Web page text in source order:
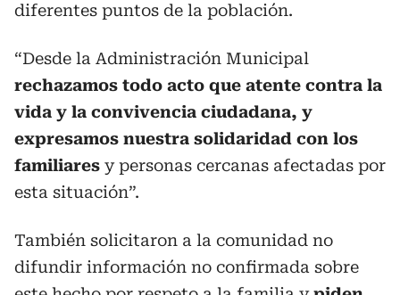
diferentes puntos de la población.
“Desde la Administración Municipal
rechazamos todo acto que atente contra la
vida y la convivencia ciudadana, y
expresamos nuestra solidaridad con los
familiares y personas cercanas afectadas por
esta situación”.
También solicitaron a la comunidad no
difundir información no confirmada sobre